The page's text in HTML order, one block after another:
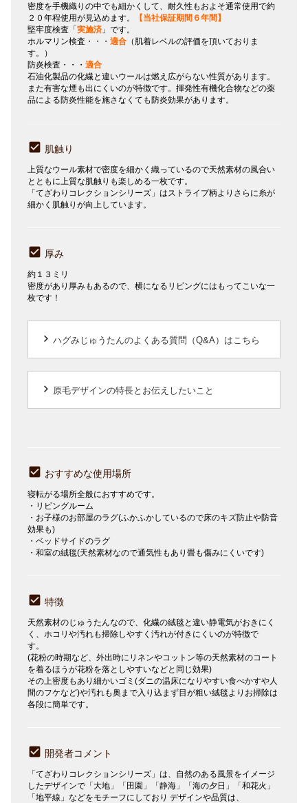
密度を手機織りの中でも細かくして、耐久性もおよそ通常使用で約
２０年程使用が見込めます。
【当社保証期間６年間】
堅牢度検査「 実施済 」です。
ホルマリン検査・・・ 適合 （肌着レベルの評価を頂いておりま
す。）
防炎検査・・・ 適合
石油化製品の化繊と違いウールは燃え広がらない性質があります。
また有害な煙も出にくいのが特徴です。揮発性有機化合物などの薬
品による防炎性能を施さなくても防炎効果があります。
肌触り
上質なウール素材で密度を細かく織っているので天然素材の風合い
とともに上質な肌触りも楽しめる一枚です。
「てざわりコレクションシリーズ」はストライプ柄よりさらに糸が
細かく肌触りが向上しています。
厚み
約１３ミリ
密度があり厚みもあるので、横になるリビングにはもってこいな一
枚です！
keyboard_arrow_right ハグみじゅうたんのよくある質問（Q&A）はこちら
keyboard_arrow_right 原毛デザインの特長とお伝えしたいこと
おすすめな使用場所
寝転がる場所全般におすすめです。
・リビングルーム
・お子様のお部屋のラグ(ふかふかしているので床のキズ防止や防音
効果も)
・ベッドサイドのラグ
・和室の絨毯(天然素材なので通気性もあり畳も傷みにくいです)
特徴
天然素材のじゅうたんなので、化繊の絨毯と違い静電気がおきにく
く、ホコリや汚れも掃除しやすく汚れが付きにくいのが特徴で
す。
(花粉の時期など、外出時にリネンやコットン等の天然素材のコート
を着るほうが花粉を落としやすいなどと同じ効果)
その上密度もあり細かいゴミ(ダニの温床になりやすい食べかすや人
間のフケなど)や汚れも奥まで入り込まず目が粗い絨毯よりお掃除は
各段に簡単です。
開発者コメント
「てざわりコレクションシリーズ」は、自然のある風景をイメージ
したデザインで「大地」「田園」「静海」「海の夕日」「和花火」
「地平線」などをモチーフにしており デザインや品質は、